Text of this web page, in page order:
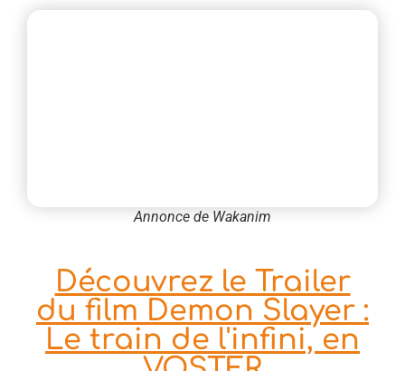
Annonce de Wakanim
Découvrez le Trailer
du film Demon Slayer :
Le train de l'infini, en